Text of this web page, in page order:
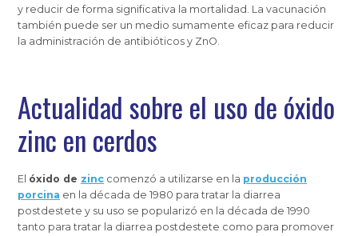
y reducir de forma significativa la mortalidad. La vacunación
también puede ser un medio sumamente eficaz para reducir
la administración de antibióticos y ZnO.
Actualidad sobre el uso de óxido
zinc en cerdos
El óxido de zinc comenzó a utilizarse en la producción
porcina en la década de 1980 para tratar la diarrea
postdestete y su uso se popularizó en la década de 1990
tanto para tratar la diarrea postdestete como para promover